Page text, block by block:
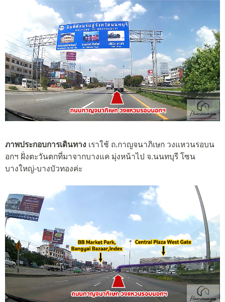
ภาพประกอบการเดินทาง เราใช้ ถ.กาญจนาภิเษก วงแหวนรอบน
อกฯ ฝั่งตะวันตกที่มาจากบางแค มุ่งหน้าไป จ.นนทบุรี โซน
บางใหญ่-บางบัวทองค่ะ